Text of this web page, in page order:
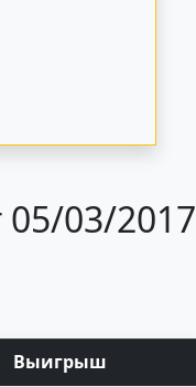
03/2017
Выигрыш